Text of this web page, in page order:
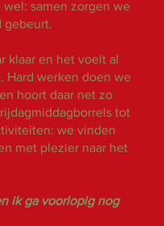
samen zorgen we
gebeurt.
klaar en het voelt al
Hard werken doen we
hoort daar net zo
tot
we vinden
met plezier naar het
ik ga voorlopig nog